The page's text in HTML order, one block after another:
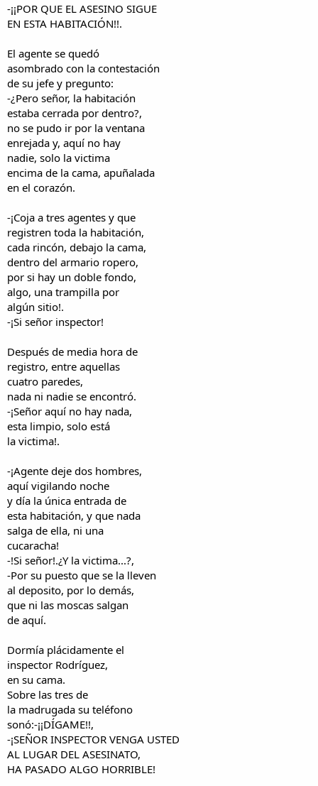
-¡¡POR QUE EL ASESINO SIGUE
EN ESTA HABITACIÓN!!.
El agente se quedó
asombrado con la contestación
de su jefe y pregunto:
-¿Pero señor, la habitación
estaba cerrada por dentro?,
no se pudo ir por la ventana
enrejada y, aquí no hay
nadie, solo la victima
encima de la cama, apuñalada
en el corazón.
-¡Coja a tres agentes y que
registren toda la habitación,
cada rincón, debajo la cama,
dentro del armario ropero,
por si hay un doble fondo,
algo, una trampilla por
algún sitio!.
-¡Si señor inspector!
Después de media hora de
registro, entre aquellas
cuatro paredes,
nada ni nadie se encontró.
-¡Señor aquí no hay nada,
esta limpio, solo está
la victima!.
-¡Agente deje dos hombres,
aquí vigilando noche
y día la única entrada de
esta habitación, y que nada
salga de ella, ni una
cucaracha!
-!Si señor!.¿Y la victima...?,
-Por su puesto que se la lleven
al deposito, por lo demás,
que ni las moscas salgan
de aquí.
Dormía plácidamente el
inspector Rodríguez,
en su cama.
Sobre las tres de
la madrugada su teléfono
sonó:-¡¡DÍGAME!!,
-¡SEÑOR INSPECTOR VENGA USTED
AL LUGAR DEL ASESINATO,
HA PASADO ALGO HORRIBLE!